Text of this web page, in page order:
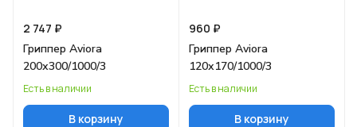
2 747 ₽
Гриппер Aviora
200х300/1000/3
Есть в наличии
В корзину
960 ₽
Гриппер Aviora
120х170/1000/3
Есть в наличии
В корзину